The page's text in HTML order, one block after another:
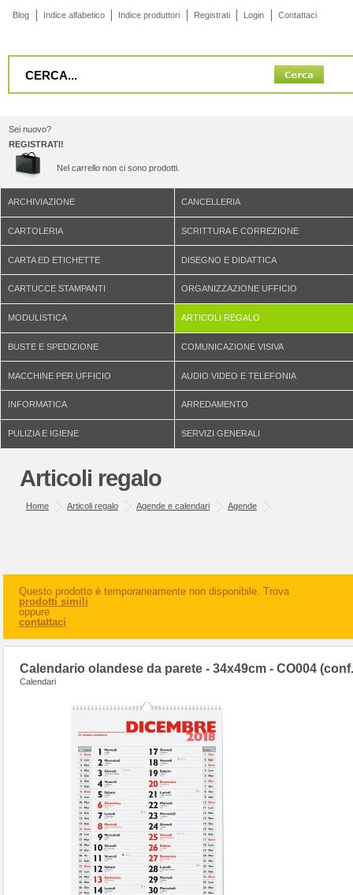
Blog Indice alfabetico Indice produttori Registrati Login Contattaci
Sei nuovo?
REGISTRATI!
Nel carrello non ci sono prodotti.
ARCHIVIAZIONE CANCELLERIA
CARTOLERIA SCRITTURA E CORREZIONE
CARTA ED ETICHETTE DISEGNO E DIDATTICA
CARTUCCE STAMPANTI ORGANIZZAZIONE UFFICIO
MODULISTICA ARTICOLI REGALO
BUSTE E SPEDIZIONE COMUNICAZIONE VISIVA
MACCHINE PER UFFICIO AUDIO VIDEO E TELEFONIA
INFORMATICA ARREDAMENTO
PULIZIA E IGIENE SERVIZI GENERALI
Articoli regalo
Home Articoli regalo Agende e calendari Agende
Questo prodotto è temporaneamente non disponibile. Trova
prodotti simili
oppure
contattaci
Calendario olandese da parete - 34x49cm - CO004
Calendari